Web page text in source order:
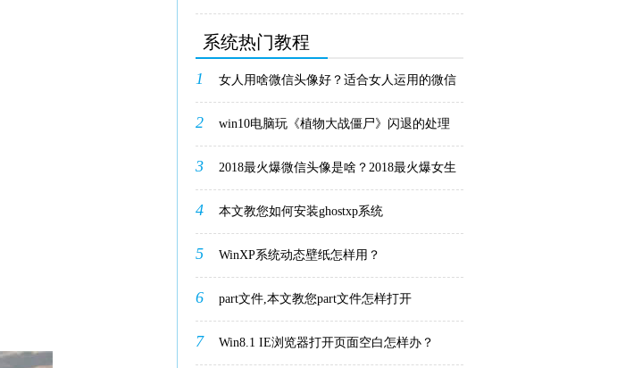
腾讯Q...
系统热门教程
1 女人用啥微信头像好？适合女人运用的微信
头像_微信
2 win10电脑玩《植物大战僵尸》闪退的处理
办法
3 2018最火爆微信头像是啥？2018最火爆女生
微...
4 本文教您如何安装ghostxp系统
5 WinXP系统动态壁纸怎样用？
6 part文件,本文教您part文件怎样打开
7 Win8.1 IE浏览器打开页面空白怎样办？